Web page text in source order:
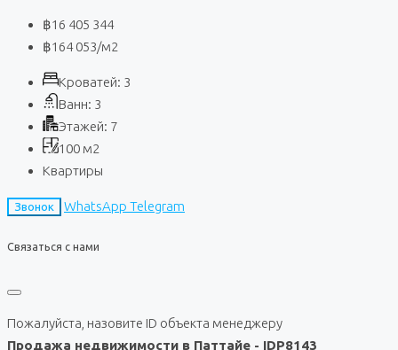
฿16 405 344
฿164 053/м2
Кроватей: 3
Ванн: 3
Этажей: 7
100 м2
Квартиры
Звонок WhatsApp Telegram
Связаться с нами
Пожалуйста, назовите ID объекта менеджеру
Продажа недвижимости в Паттайе - IDP8143